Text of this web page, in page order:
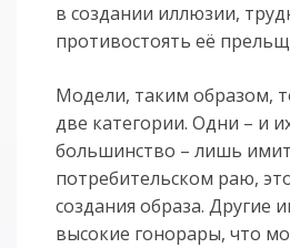
в создании иллюзии,
противостоять её
Модели, таким образом,
две категории. Одни – и
большинство – лишь
потребительском раю,
создания образа. Другие
высокие гонорары, что